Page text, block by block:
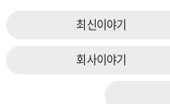
최신이야기
회사이야기